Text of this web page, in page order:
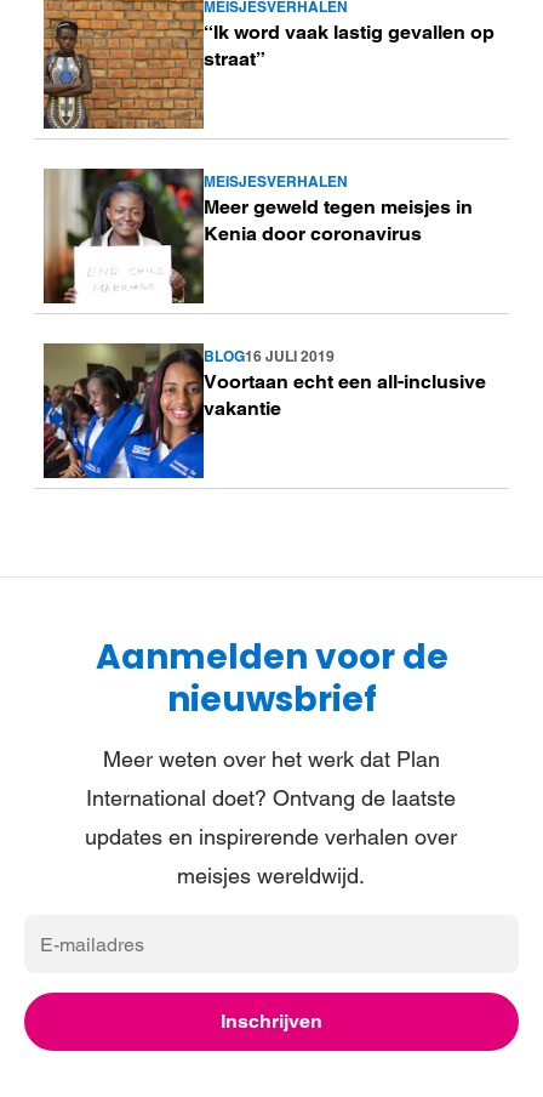
MEISJESVERHALEN
“Ik word vaak lastig gevallen op
straat”
Lees
meer
MEISJESVERHALEN
Meer geweld tegen meisjes in
Kenia door coronavirus
Lees
meer
BLOG16 JULI 2019
Voortaan echt een all-inclusive
vakantie
Lees
meer
Aanmelden voor de
nieuwsbrief
Meer weten over het werk dat Plan
International doet? Ontvang de laatste
updates en inspirerende verhalen over
meisjes wereldwijd.
E-
Inschrijven